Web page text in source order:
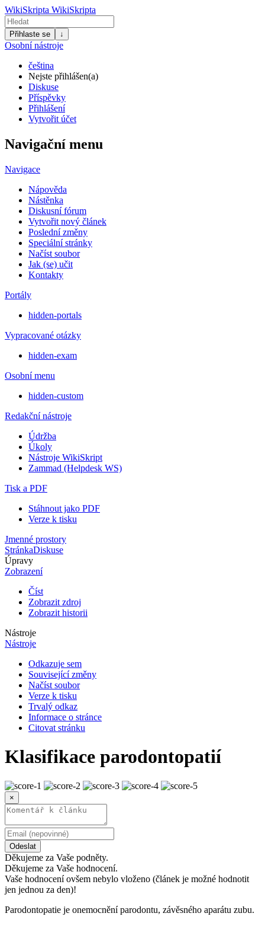
WikiSkripta WikiSkripta
Přihlaste se ↓
Osobní nástroje
čeština
Nejste přihlášen(a)
Diskuse
Příspěvky
Přihlášení
Vytvořit účet
Navigační menu
Navigace
Nápověda
Nástěnka
Diskusní fórum
Vytvořit nový článek
Poslední změny
Speciální stránky
Načíst soubor
Jak (se) učit
Kontakty
Portály
hidden-portals
Vypracované otázky
hidden-exam
Osobní menu
hidden-custom
Redakční nástroje
Údržba
Úkoly
Nástroje WikiSkript
Zammad (Helpdesk WS)
Tisk a PDF
Stáhnout jako PDF
Verze k tisku
Jmenné prostory
StránkaDiskuse
Úpravy
Zobrazení
Číst
Zobrazit zdroj
Zobrazit historii
Nástroje
Nástroje
Odkazuje sem
Související změny
Načíst soubor
Verze k tisku
Trvalý odkaz
Informace o stránce
Citovat stránku
Klasifikace parodontopatií
×
Odeslat
Děkujeme za Vaše podněty.
Děkujeme za Vaše hodnocení.
Vaše hodnocení ovšem nebylo vloženo (článek je možné hodnotit
jen jednou za den)!
Parodontopatie je onemocnění parodontu, závěsného aparátu zubu.